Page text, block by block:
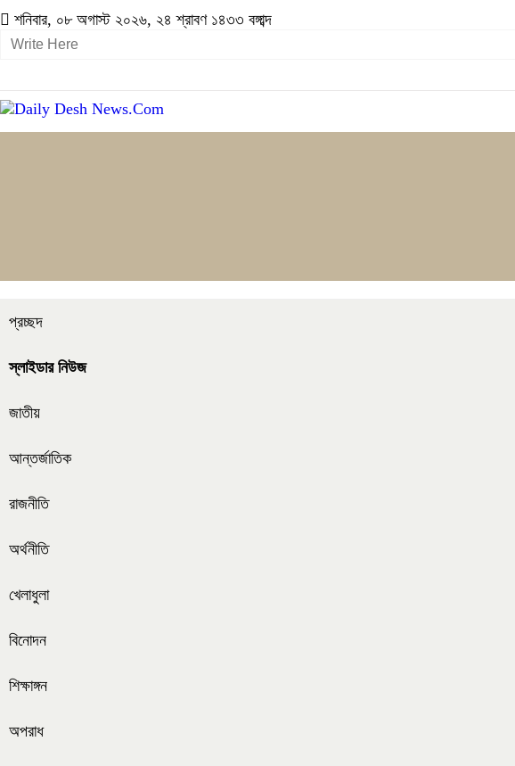
শনিবার, ০৮ অগাস্ট ২০২৬, ২৪ শ্রাবণ ১৪৩৩ বঙ্গাব্দ
প্রচ্ছদ
স্লাইডার নিউজ
জাতীয়
আন্তর্জাতিক
রাজনীতি
অর্থনীতি
খেলাধুলা
বিনোদন
শিক্ষাঙ্গন
অপরাধ